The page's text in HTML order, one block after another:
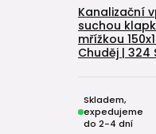
Kanalizační
suchou
mřížkou
Chuděj | 324
Skladem,
expedujeme
do 2-4 dní